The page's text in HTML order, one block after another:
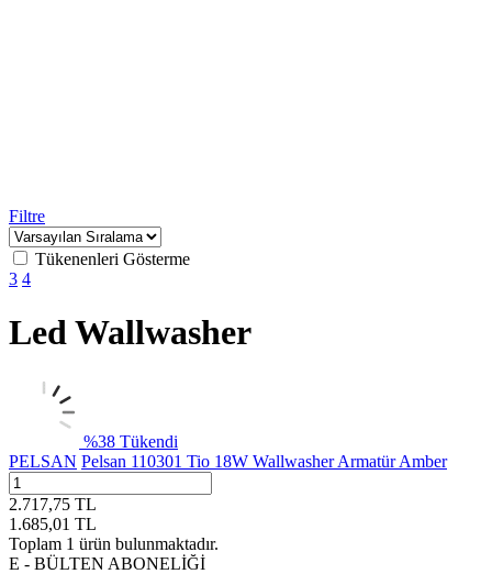
Filtre
Tükenenleri Gösterme
3 4
Led Wallwasher
%38 Tükendi
PELSAN Pelsan 110301 Tio 18W Wallwasher Armatür Amber
2.717,75 TL
1.685,01 TL
Toplam 1 ürün bulunmaktadır.
E - BÜLTEN ABONELİĞİ